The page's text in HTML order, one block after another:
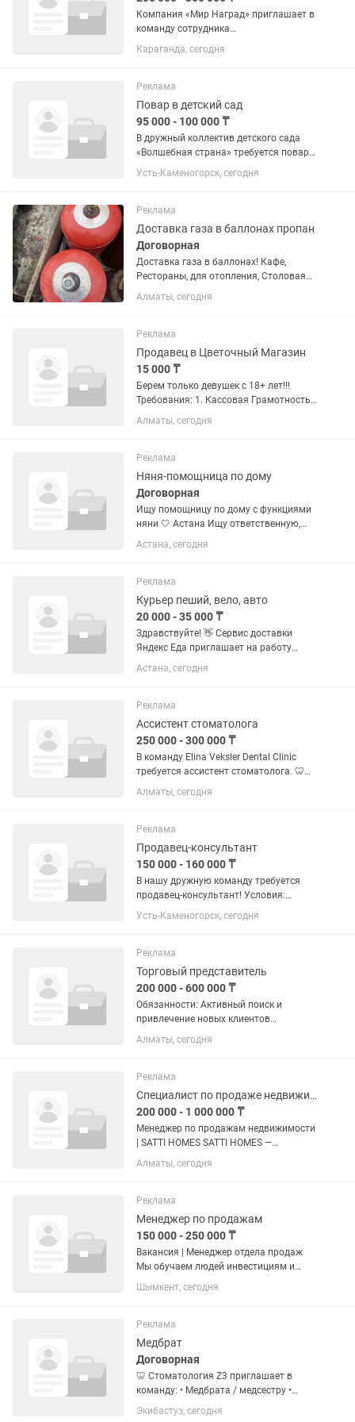
Компания «Мир Наград» приглашает в
команду сотрудника
производственного цеха. Мы
занимаемся изготовлением наградной
ответственного сотрудника, который
готов совмещать...
Караганда, сегодня
Реклама
Повар в детский сад
95 000 - 100 000 ₸
В дружный коллектив детского сада
«Волшебная страна» требуется повар.
👩🍳 Обязанности: Приготовление
вкусных и качественных блюд
Соблюдение санитарных норм и
правил. ...
Усть-Каменогорск, сегодня
Реклама
Доставка газа в баллонах пропан
Договорная
Доставка газа в баллонах! Кафе,
Рестораны, для отопления, Столовая
оптовикам хорошая скидка Быстрая
доставка и установка бесплатно
Время работы 9.00 до 19:00 Продаём...
Алматы, сегодня
Реклама
Продавец в Цветочный Магазин
15 000 ₸
Берем только девушек с 18+ лет!!!
Требования: 1. Кассовая Грамотность
2. Ответственность 3. Чистоплотность
4. Любовь к цветам (🥹💐) 5. Честность
Алматы, сегодня
Реклама
Няня-помощница по дому
Договорная
Ищу помощницу по дому с функциями
няни 🤍 Астана Ищу ответственную,
чистоплотную и добрую помощницу.
Обязанности: • поддерживающая
домашней еды; • помощь с...
Астана, сегодня
Реклама
Курьер пеший, вело, авто
20 000 - 35 000 ₸
Здравствуйте! 👋 Сервис доставки
Яндекс Еда приглашает на работу
курьеров в следующих городах
Казахстана: 📍 Алматы 📍 Астана 📍
📍 Костанай 📍 Караганда 📍 Павлодар
🚶♂️...
Астана, сегодня
Реклама
Ассистент стоматолога
250 000 - 300 000 ₸
В команду Elina Veksler Dental Clinic
требуется ассистент стоматолога. 🦷
Мы ищем не просто ассистента, а
человека, который любит свою
работе и хочет развиваться...
Алматы, сегодня
Реклама
Продавец-консультант
150 000 - 160 000 ₸
В нашу дружную команду требуется
продавец-консультант! Условия:
График работы: 5/2 Рабочее время: с
платы Комфортные условия труда ...
Усть-Каменогорск, сегодня
Реклама
Торговый представитель
200 000 - 600 000 ₸
Обязанности: Активный поиск и
привлечение новых клиентов
(магазины, минимаркеты,
супермаркеты, торговые точки).
руководителями и владельцами
торговых точек. Презентация...
Алматы, сегодня
Реклама
Специалист по продаже недвижимости
200 000 - 1 000 000 ₸
Менеджер по продажам недвижимости
| SATTI HOMES SATTI HOMES —
компания, которая помогает людям
приобрести недвижимость в Алматы
работаем только с официальными
партнерами,...
Алматы, сегодня
Реклама
Менеджер по продажам
150 000 - 250 000 ₸
Вакансия | Менеджер отдела продаж
Мы обучаем людей инвестициям и
помогаем грамотно управлять
личными финансами. Сейчас
менеджера, который умеет общаться с
людьми и...
Шымкент, сегодня
Реклама
Медбрат
Договорная
🦷 Стоматология Z3 приглашает в
команду: • Медбрата / медсестру •
Опыт работы — от 1 года 💰
Заработная плата: от 180000 и выше +
Экибастуз, сегодня